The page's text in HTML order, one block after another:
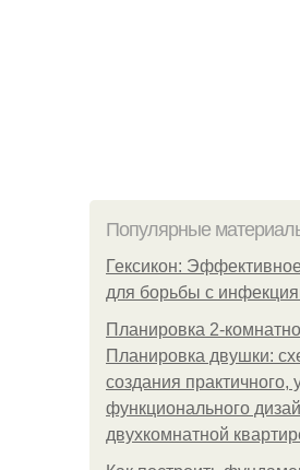
Популярные
Гексикон:
для борьбы с
Планировка 2-
Планировка двушки:
создания практичного,
функционального
двухкомнатной